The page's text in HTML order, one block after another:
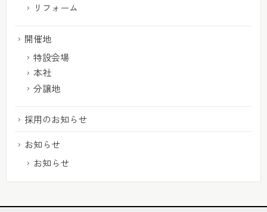
リフォーム
開催地
特設会場
本社
分譲地
採用のお知らせ
お知らせ
お知らせ